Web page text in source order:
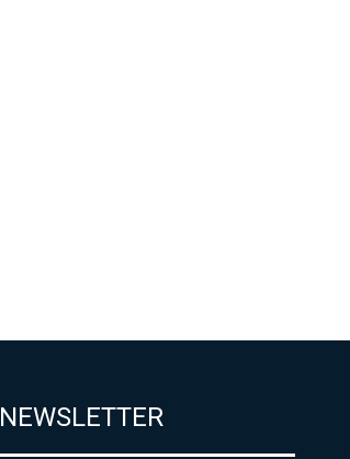
NEWSLETTER